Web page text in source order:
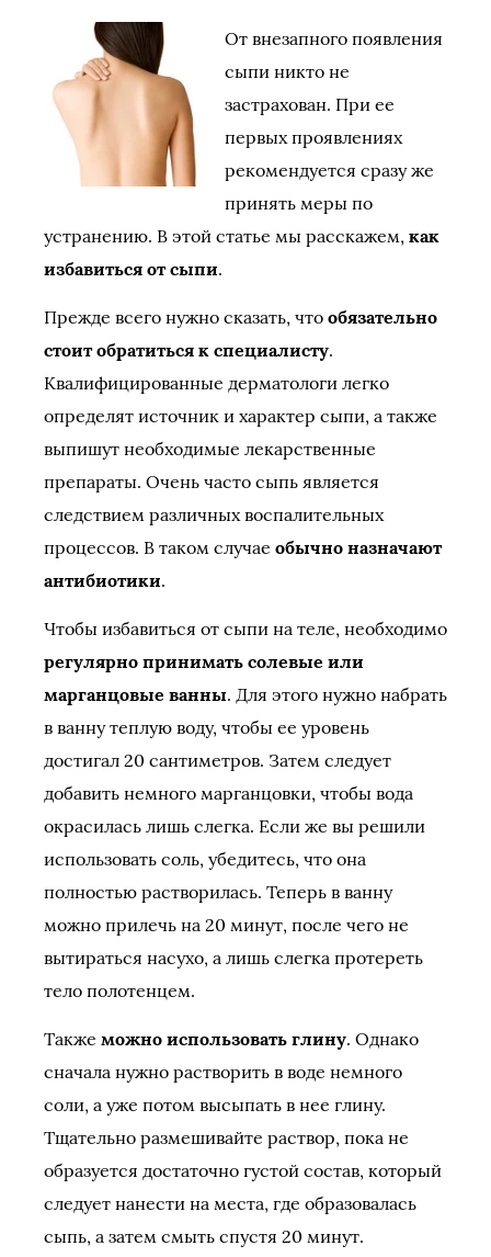
От внезапного появления
сыпи никто не
застрахован. При ее
первых проявлениях
рекомендуется сразу же
принять меры по
устранению. В этой статье мы расскажем, как
избавиться от сыпи.
Прежде всего нужно сказать, что обязательно
стоит обратиться к специалисту.
Квалифицированные дерматологи легко
определят источник и характер сыпи, а также
выпишут необходимые лекарственные
препараты. Очень часто сыпь является
следствием различных воспалительных
процессов. В таком случае обычно назначают
антибиотики.
Чтобы избавиться от сыпи на теле, необходимо
регулярно принимать солевые или
марганцовые ванны. Для этого нужно набрать
в ванну теплую воду, чтобы ее уровень
достигал 20 сантиметров. Затем следует
добавить немного марганцовки, чтобы вода
окрасилась лишь слегка. Если же вы решили
использовать соль, убедитесь, что она
полностью растворилась. Теперь в ванну
можно прилечь на 20 минут, после чего не
вытираться насухо, а лишь слегка протереть
тело полотенцем.
Также можно использовать глину. Однако
сначала нужно растворить в воде немного
соли, а уже потом высыпать в нее глину.
Тщательно размешивайте раствор, пока не
образуется достаточно густой состав, который
следует нанести на места, где образовалась
сыпь, а затем смыть спустя 20 минут.